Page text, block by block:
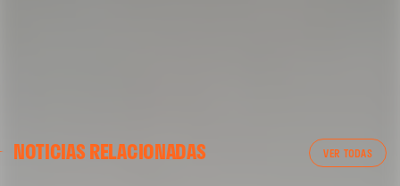
NOTICIAS RELACIONADAS VER TODAS
ENTRENAMIENTO DEL VALENCIA CF 04/03/26